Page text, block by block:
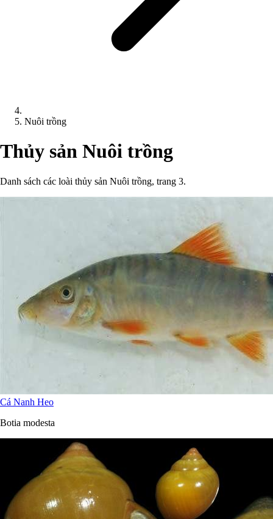
Nuôi trồng
Thủy sản Nuôi trồng
Danh sách các loài thủy sản Nuôi trồng, trang 3.
Cá Nanh Heo
Botia modesta